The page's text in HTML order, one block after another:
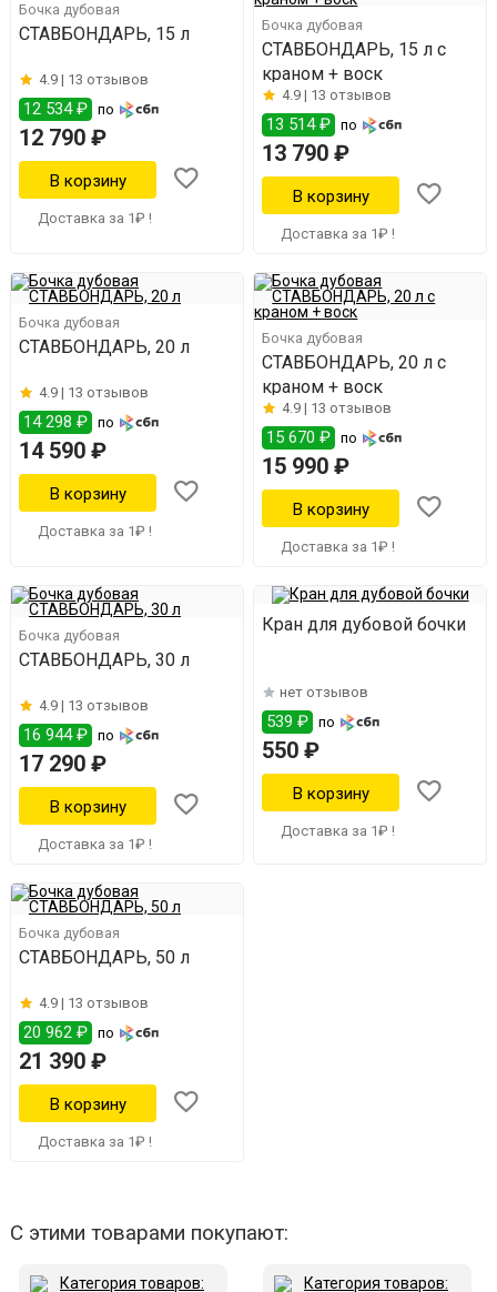
Бочка дубовая
СТАВБОНДАРЬ, 15 л
4.9 | 13 отзывов
12 534 ₽ по
12 790 ₽
Доставка за 1₽ !
Бочка дубовая
СТАВБОНДАРЬ, 15 л с
краном + воск
4.9 | 13 отзывов
13 514 ₽ по
13 790 ₽
Доставка за 1₽ !
Бочка дубовая
СТАВБОНДАРЬ, 20 л
4.9 | 13 отзывов
14 298 ₽ по
14 590 ₽
Доставка за 1₽ !
Бочка дубовая
СТАВБОНДАРЬ, 20 л с
краном + воск
4.9 | 13 отзывов
15 670 ₽ по
15 990 ₽
Доставка за 1₽ !
Бочка дубовая
СТАВБОНДАРЬ, 30 л
4.9 | 13 отзывов
16 944 ₽ по
17 290 ₽
Доставка за 1₽ !
Кран для дубовой бочки
нет отзывов
539 ₽ по
550 ₽
Доставка за 1₽ !
Бочка дубовая
СТАВБОНДАРЬ, 50 л
4.9 | 13 отзывов
20 962 ₽ по
21 390 ₽
Доставка за 1₽ !
С этими товарами покупают: